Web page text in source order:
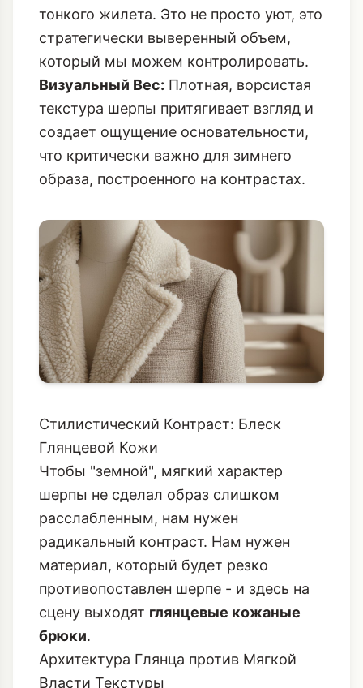
тонкого жилета. Это не просто уют, это
стратегически выверенный объем,
который мы можем контролировать.
Визуальный Вес: Плотная, ворсистая
текстура шерпы притягивает взгляд и
создает ощущение основательности,
что критически важно для зимнего
образа, построенного на контрастах.
Стилистический Контраст: Блеск
Глянцевой Кожи
Чтобы "земной", мягкий характер
шерпы не сделал образ слишком
расслабленным, нам нужен
радикальный контраст. Нам нужен
материал, который будет резко
противопоставлен шерпе - и здесь на
сцену выходят глянцевые кожаные
брюки.
Архитектура Глянца против Мягкой
Власти Текстуры